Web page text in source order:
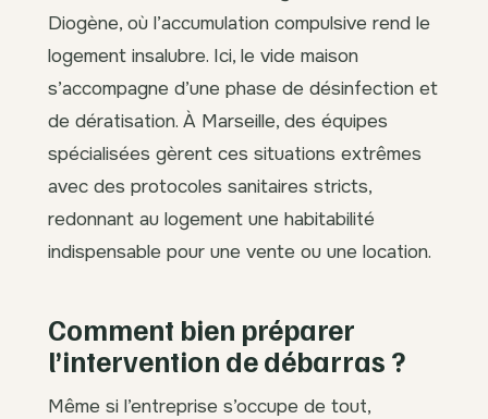
Diogène, où l’accumulation compulsive rend le
logement insalubre. Ici, le vide maison
s’accompagne d’une phase de désinfection et
de dératisation. À Marseille, des équipes
spécialisées gèrent ces situations extrêmes
avec des protocoles sanitaires stricts,
redonnant au logement une habitabilité
indispensable pour une vente ou une location.
Comment bien préparer
l’intervention de débarras ?
Même si l’entreprise s’occupe de tout,